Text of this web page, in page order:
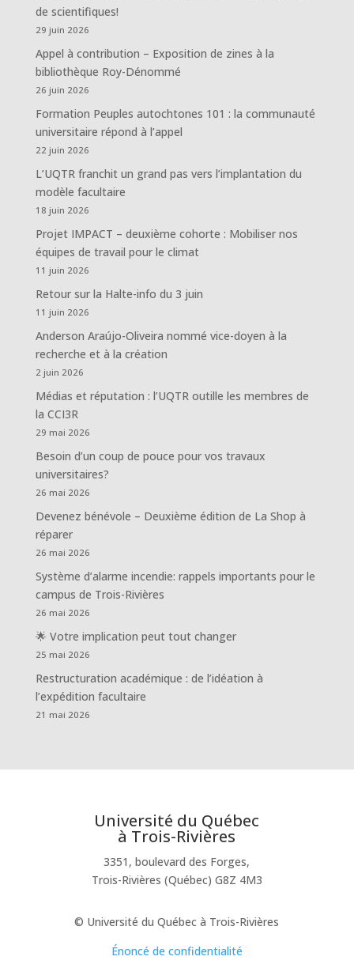
de scientifiques!
29 juin 2026
Appel à contribution – Exposition de zines à la
bibliothèque Roy-Dénommé
26 juin 2026
Formation Peuples autochtones 101 : la communauté
universitaire répond à l’appel
22 juin 2026
L’UQTR franchit un grand pas vers l’implantation du
modèle facultaire
18 juin 2026
Projet IMPACT – deuxième cohorte : Mobiliser nos
équipes de travail pour le climat
11 juin 2026
Retour sur la Halte-info du 3 juin
11 juin 2026
Anderson Araújo-Oliveira nommé vice-doyen à la
recherche et à la création
2 juin 2026
Médias et réputation : l’UQTR outille les membres de
la CCI3R
29 mai 2026
Besoin d’un coup de pouce pour vos travaux
universitaires?
26 mai 2026
Devenez bénévole – Deuxième édition de La Shop à
réparer
26 mai 2026
Système d’alarme incendie: rappels importants pour le
campus de Trois-Rivières
26 mai 2026
🌟 Votre implication peut tout changer
25 mai 2026
Restructuration académique : de l’idéation à
l’expédition facultaire
21 mai 2026
Université du Québec
à Trois-Rivières
3351, boulevard des Forges,
Trois-Rivières (Québec) G8Z 4M3
© Université du Québec à Trois-Rivières
Énoncé de confidentialité